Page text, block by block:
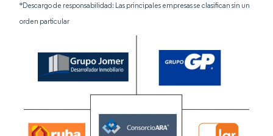
*Descargo de responsabilidad: Las principales empresas se clasifican sin un
orden particular